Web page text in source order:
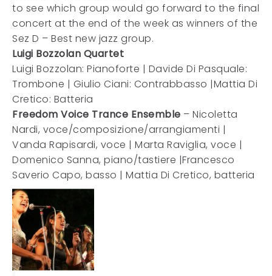
to see which group would go forward to the final
concert at the end of the week as winners of the
Sez D – Best new jazz group.
Luigi Bozzolan Quartet
Luigi Bozzolan: Pianoforte | Davide Di Pasquale:
Trombone | Giulio Ciani: Contrabbasso |Mattia Di
Cretico: Batteria
Freedom Voice Trance Ensemble – Nicoletta
Nardi, voce/composizione/arrangiamenti |
Vanda Rapisardi, voce | Marta Raviglia, voce |
Domenico Sanna, piano/tastiere |Francesco
Saverio Capo, basso | Mattia Di Cretico, batteria